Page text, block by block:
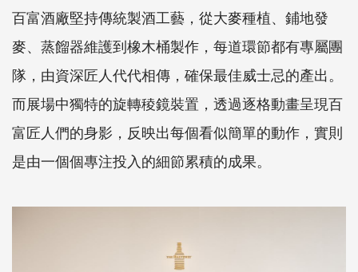
百富酒廠堅持傳統製酒工藝，從大麥種植、鋪地發
麥、蒸餾器維護到橡木桶製作，每道環節都有專屬團
隊，由資深匠人代代相傳，確保最佳威士忌的產出。
而展場中獨特的旋轉稜鏡裝置，透過逐格動畫呈現百
富匠人們的身影，反映出每個看似簡單的動作，實則
是由一個個專注投入的細節累積的成果。